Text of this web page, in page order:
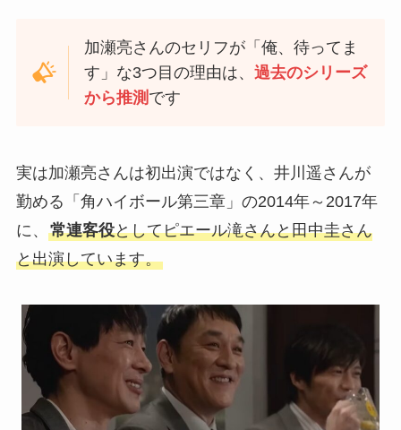
加瀬亮さんのセリフが「俺、待ってま
す」な3つ目の理由は、過去のシリーズ
から推測 です
実は加瀬亮さんは初出演ではなく、井川遥さんが
勤める「角ハイボール第三章」の2014年～2017年
に、 常連客役としてピエール滝さんと田中圭さん
と出演しています。